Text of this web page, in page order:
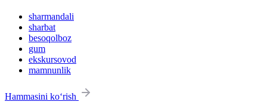
sharmandali
sharbat
besoqolboz
gum
ekskursovod
mamnunlik
Hammasini ko‘rish